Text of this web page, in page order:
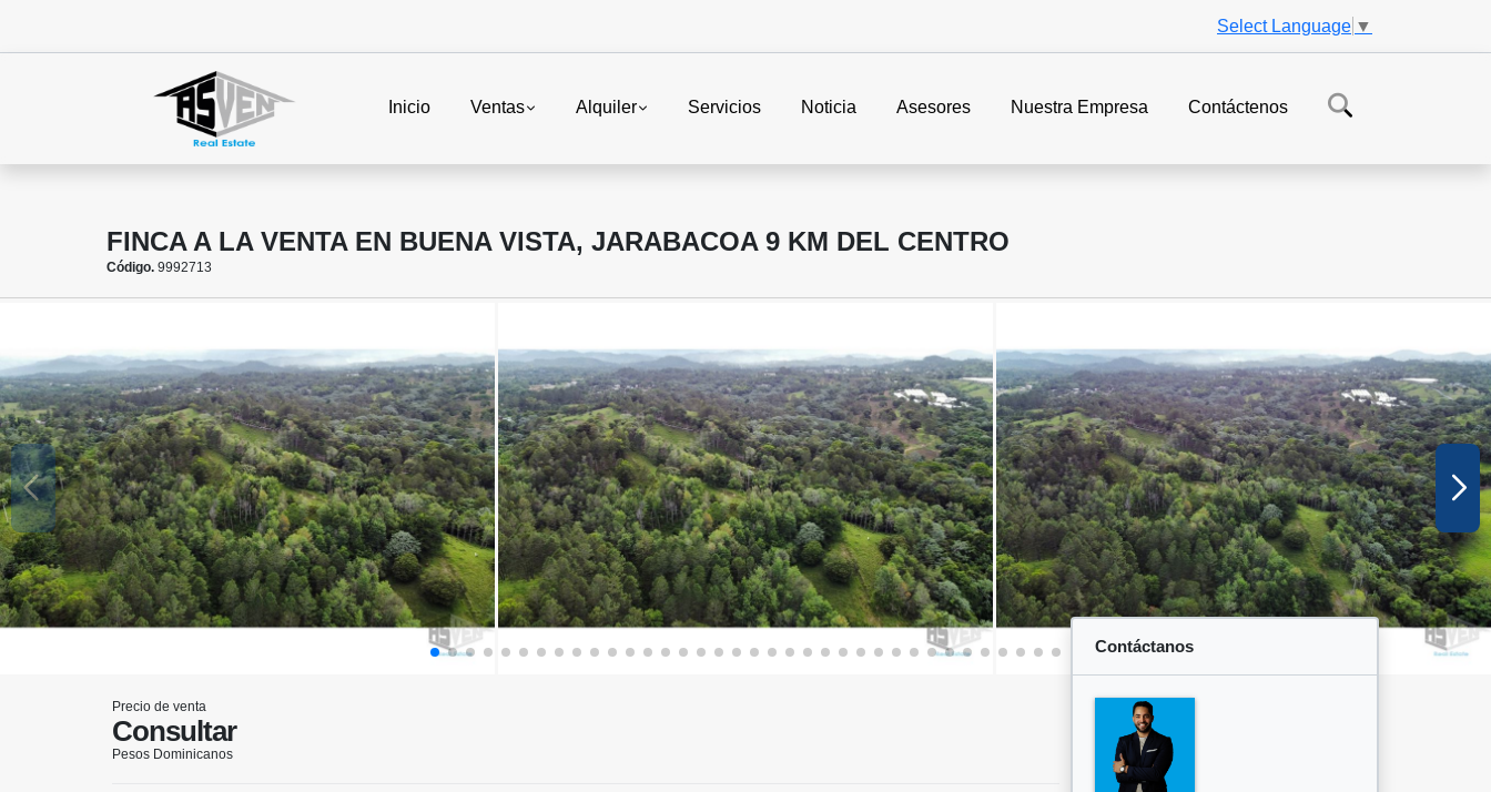
Select Language ▼
Inicio Ventas Alquiler Servicios Noticia Asesores Nuestra Empresa Contáctenos
FINCA A LA VENTA EN BUENA VISTA, JARABACOA 9 KM DEL CENTRO
Código. 9992713
Precio de venta
Consultar
Pesos Dominicanos
Contáctanos